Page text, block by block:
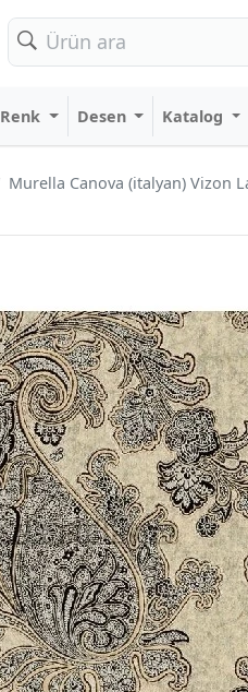
Renk Desen Katalog
Murella Canova (italyan) Vizon